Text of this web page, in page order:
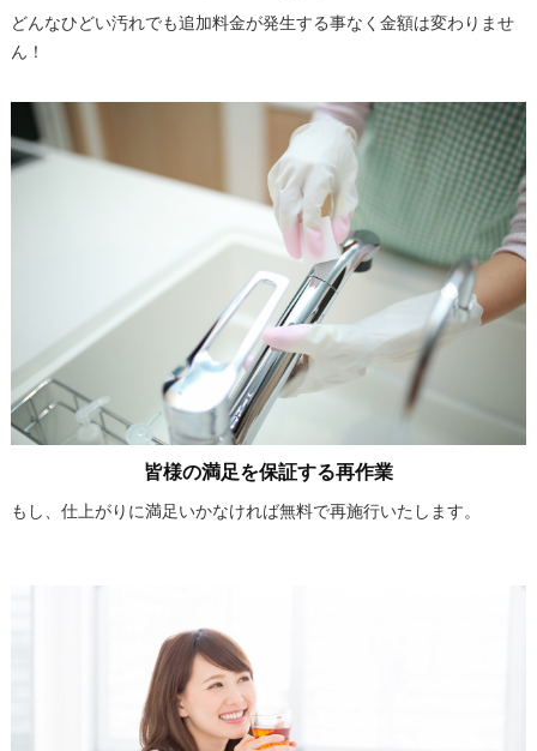
どんなひどい汚れでも追加料金が発生する事なく金額は変わりませ
ん！
皆様の満足を保証する再作業
もし、仕上がりに満足いかなければ無料で再施行いたします。